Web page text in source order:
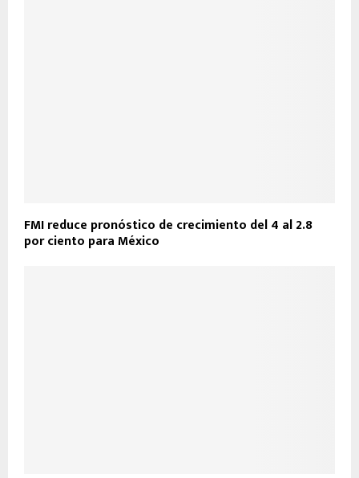
FMI reduce pronóstico de crecimiento del 4 al 2.8
por ciento para México